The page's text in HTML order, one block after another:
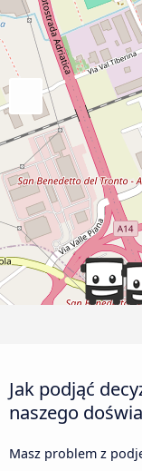
Jak podjąć
naszego
Masz problem z